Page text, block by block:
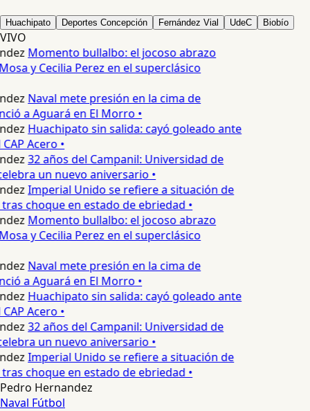
Huachipato Deportes Concepción Fernández Vial UdeC Biobío
VIVO
Momento bullalbo: el jocoso abrazo
y Cecilia Perez en el superclásico
Naval mete presión en la cima de
a Aguará en El Morro •
Huachipato sin salida: cayó goleado ante
Acero •
32 años del Campanil: Universidad de
un nuevo aniversario •
Imperial Unido se refiere a situación de
choque en estado de ebriedad •
Momento bullalbo: el jocoso abrazo
y Cecilia Perez en el superclásico
Naval mete presión en la cima de
a Aguará en El Morro •
Huachipato sin salida: cayó goleado ante
Acero •
32 años del Campanil: Universidad de
un nuevo aniversario •
Imperial Unido se refiere a situación de
choque en estado de ebriedad •
Pedro Hernandez
Naval Fútbol